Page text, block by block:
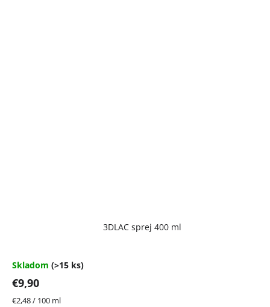
3DLAC sprej 400 ml
4,7
5
hviezdičiek.
Skladom (>15 ks)
€9,90
Jednotková
€2,48 / 100 ml